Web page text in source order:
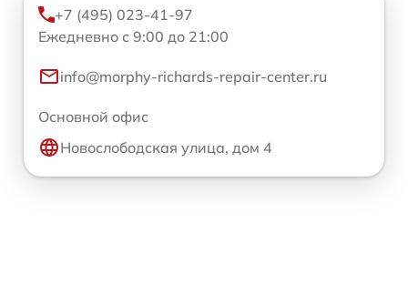
+7 (495) 023-41-97
Ежедневно с 9:00 до 21:00
info@morphy-richards-repair-center.ru
Основной офис
Новослободская улица, дом 4